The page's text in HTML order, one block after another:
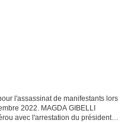
l'assassinat de manifestants lors
2022. MAGDA GIBELLI
avec l'arrestation du président